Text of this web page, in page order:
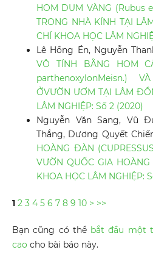
HOM DUM VÀNG (Rubus
TRONG NHÀ KÍNH TẠI
CHÍ KHOA HỌC LÂM
Lê Hồng Én, Nguyễn
VÔ TÍNH BẰNG HOM
parthenoxylonMeisn.)
ỞVƯỜN ƯƠM TẠI LÂM
LÂM NGHIỆP: Số 2 (2020)
Nguyễn Văn Sang, Vũ
Thắng, Dương Quyết
HOÀNG ĐÀN
VƯỜN QUỐC GIA
KHOA HỌC LÂM NGHIỆP:
1 2 3 4 5 6 7 8 9 10 > >>
Bạn cũng có thể bắt đầu một
cao cho bài báo này.